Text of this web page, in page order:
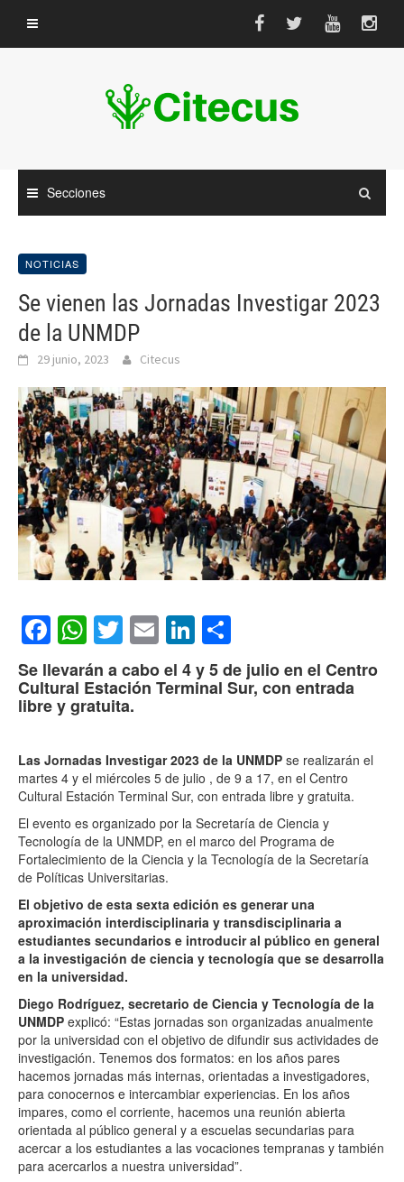
contenido
Secciones
NOTICIAS
Se vienen las Jornadas Investigar 2023
de la UNMDP
29 junio, 2023 Citecus
Facebook
WhatsApp
Twitter
EmailLinkedIn
Se llevarán a cabo el 4 y 5 de julio en el Centro
Cultural Estación Terminal Sur, con entrada
libre y gratuita.
Las Jornadas Investigar 2023 de la UNMDP se realizarán el
martes 4 y el miércoles 5 de julio , de 9 a 17, en el Centro
Cultural Estación Terminal Sur, con entrada libre y gratuita.
El evento es organizado por la Secretaría de Ciencia y
Tecnología de la UNMDP, en el marco del Programa de
Fortalecimiento de la Ciencia y la Tecnología de la Secretaría
de Políticas Universitarias.
El objetivo de esta sexta edición es generar una
aproximación interdisciplinaria y transdisciplinaria a
estudiantes secundarios e introducir al público en general
a la investigación de ciencia y tecnología que se desarrolla
en la universidad.
Diego Rodríguez, secretario de Ciencia y Tecnología de la
UNMDP explicó: “Estas jornadas son organizadas anualmente
por la universidad con el objetivo de difundir sus actividades de
investigación. Tenemos dos formatos: en los años pares
hacemos jornadas más internas, orientadas a investigadores,
para conocernos e intercambiar experiencias. En los años
impares, como el corriente, hacemos una reunión abierta
orientada al público general y a escuelas secundarias para
acercar a los estudiantes a las vocaciones tempranas y también
para acercarlos a nuestra universidad”.